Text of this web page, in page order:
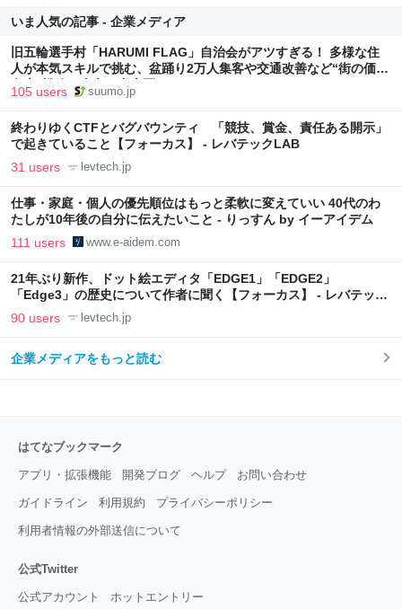
いま人気の記事 - 企業メディア
旧五輪選手村「HARUMI FLAG」自治会がアツすぎる！ 多様な住
人が本気スキルで挑む、盆踊り2万人集客や交通改善など“街の価値
向上”戦略 東京・中央区
105 users suumo.jp
終わりゆくCTFとバグバウンティ 「競技、賞金、責任ある開示」
で起きていること【フォーカス】 - レバテックLAB
31 users levtech.jp
仕事・家庭・個人の優先順位はもっと柔軟に変えていい 40代のわ
たしが10年後の自分に伝えたいこと - りっすん by イーアイデム
111 users www.e-aidem.com
21年ぶり新作、ドット絵エディタ「EDGE1」「EDGE2」
「Edge3」の歴史について作者に聞く【フォーカス】 - レバテック
LAB
90 users levtech.jp
企業メディアをもっと読む
はてなブックマーク
アプリ・拡張機能 開発ブログ ヘルプ お問い合わせ
ガイドライン 利用規約 プライバシーポリシー
利用者情報の外部送信について
公式Twitter
公式アカウント ホットエントリー